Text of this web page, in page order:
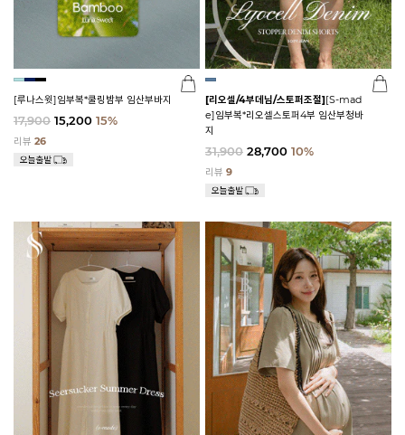
[루나스윗]임부복*쿨링밤부 임산부바지
17,900 15,200 15%
리뷰 26
[리오셀/4부데님/스토퍼조절][S-mad
e]임부복*리오셀스토퍼4부 임산부청바
지
31,900 28,700 10%
리뷰 9